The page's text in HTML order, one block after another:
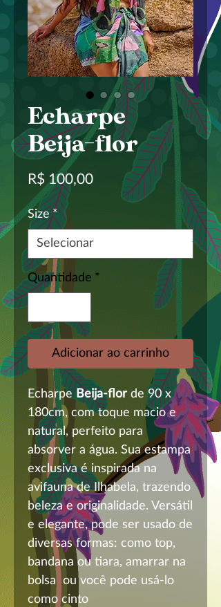
Echarpe
Beija-flor
R$ 100,00Preço
Size *
Quantidade *
Adicionar ao carrinho
Echarpe Beija-florde 90 x
180cm, com toque macio e
natural, perfeito para
absorver a água. Sua estampa
exclusiva é inspirada na
avifauna de Ilhabela, trazendo
beleza e originalidade. Versátil
e elegante, pode ser usado de
diversas formas: como top,
bandana ou tiara, amarrar na
bolsa ou você pode usá-lo
como cinto